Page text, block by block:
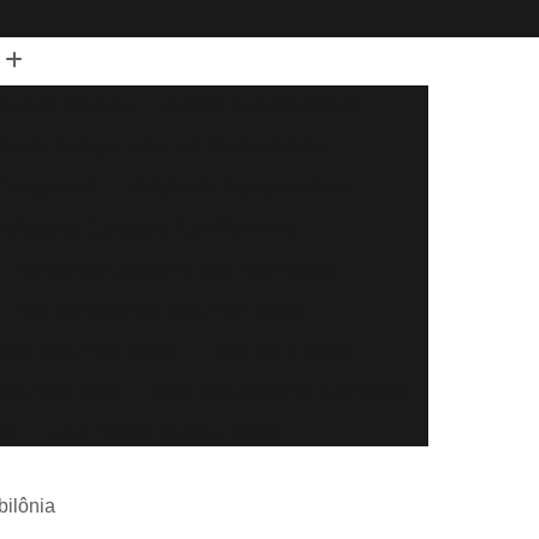
Automóvel